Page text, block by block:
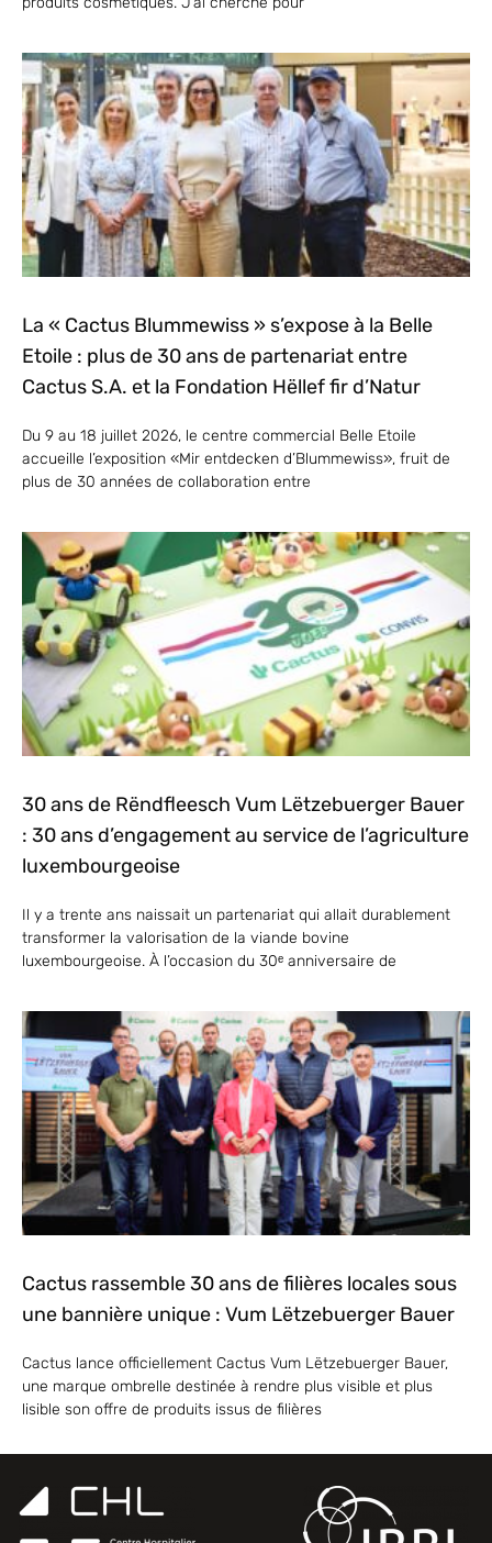
La « Cactus Blummewiss » s’expose à la Belle
Etoile : plus de 30 ans de partenariat entre
Cactus S.A. et la Fondation Hëllef fir d’Natur
Du 9 au 18 juillet 2026, le centre commercial Belle Etoile
accueille l’exposition «Mir entdecken d’Blummewiss», fruit de
plus de 30 années de collaboration entre
30 ans de Rëndfleesch Vum Lëtzebuerger Bauer
: 30 ans d’engagement au service de l’agriculture
luxembourgeoise
Il y a trente ans naissait un partenariat qui allait durablement
transformer la valorisation de la viande bovine
luxembourgeoise. À l’occasion du 30ᵉ anniversaire de
Cactus rassemble 30 ans de filières locales sous
une bannière unique : Vum Lëtzebuerger Bauer
Cactus lance officiellement Cactus Vum Lëtzebuerger Bauer,
une marque ombrelle destinée à rendre plus visible et plus
lisible son offre de produits issus de filières